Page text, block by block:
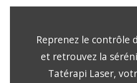
Reprenez le contrôle
et retrouvez la
Tatérapi Laser,